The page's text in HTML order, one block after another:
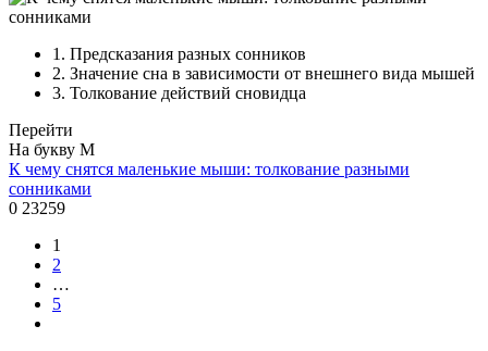
1. Предсказания разных сонников
2. Значение сна в зависимости от внешнего вида мышей
3. Толкование действий сновидца
Перейти
На букву М
К чему снятся маленькие мыши: толкование разными
сонниками
0 23259
1
2
…
5